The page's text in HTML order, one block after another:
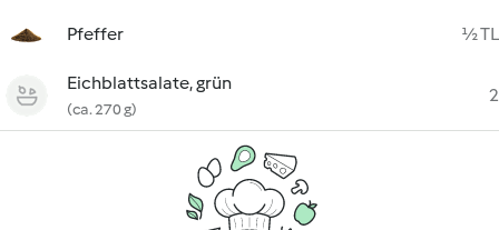
Pfeffer ½ TL
Eichblattsalate, grün
(ca. 270 g)
2